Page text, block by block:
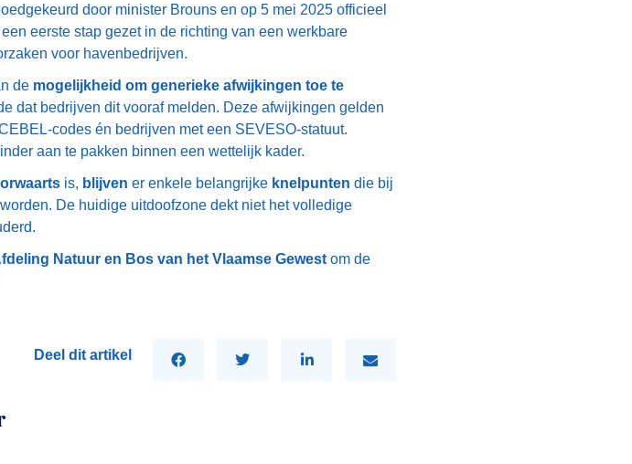
door minister Brouns en op 5 mei 2025 officieel
eerste stap gezet in de richting van een werkbare
voor havenbedrijven.
de mogelijkheid om generieke afwijkingen toe te
dat bedrijven dit vooraf melden. Deze afwijkingen gelden
codes én bedrijven met een SEVESO-statuut.
aan te pakken binnen een wettelijk kader.
is, blijven er enkele belangrijke knelpunten die bij
De huidige uitdoofzone dekt niet het volledige
Natuur en Bos van het Vlaamse Gewest om de
Deel dit artikel